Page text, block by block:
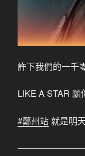
許下我們的一千
LIKE A STAR 願
#鄭州站就是明